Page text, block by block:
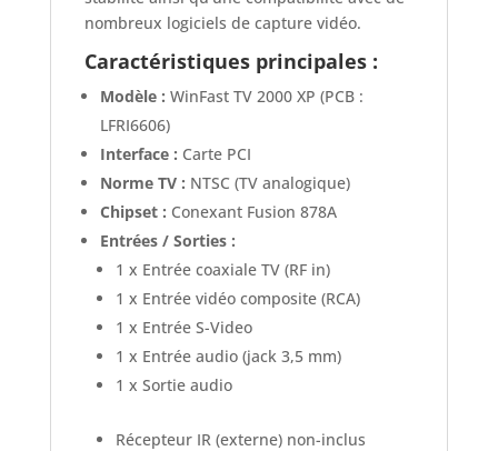
nombreux logiciels de capture vidéo.
Caractéristiques principales :
Modèle : WinFast TV 2000 XP (PCB :
LFRI6606)
Interface : Carte PCI
Norme TV : NTSC (TV analogique)
Chipset : Conexant Fusion 878A
Entrées / Sorties :
1 x Entrée coaxiale TV (RF in)
1 x Entrée vidéo composite (RCA)
1 x Entrée S-Video
1 x Entrée audio (jack 3,5 mm)
1 x Sortie audio
Récepteur IR (externe) non-inclus